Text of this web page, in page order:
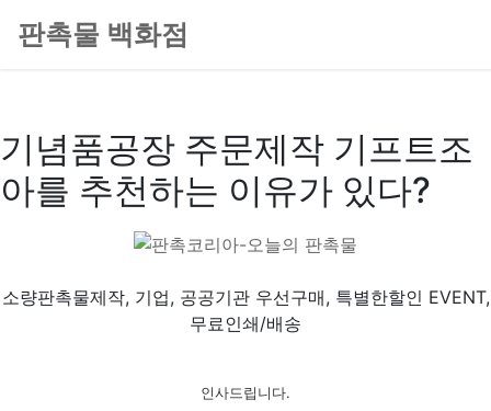
판촉물 백화점
기념품공장 주문제작 기프트조
아를 추천하는 이유가 있다?
소량판촉물제작, 기업, 공공기관 우선구매, 특별한할인 EVENT,
무료인쇄/배송
인사드립니다.